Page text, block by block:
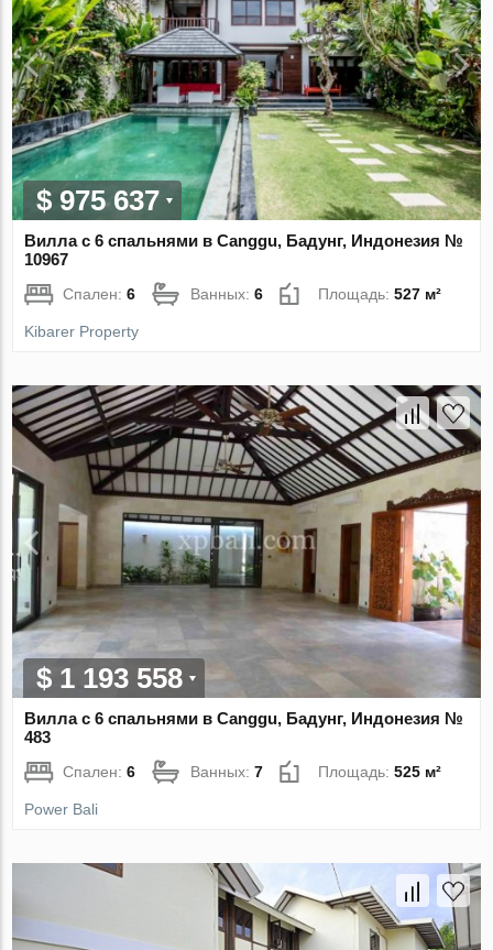
$ 975 637
Вилла с 6 спальнями в Canggu, Бадунг, Индонезия №
10967
Спален:6 Ванных:6 Площадь:527 м²
Kibarer Property
$ 1 193 558
Вилла с 6 спальнями в Canggu, Бадунг, Индонезия №
483
Спален:6 Ванных:7 Площадь:525 м²
Power Bali